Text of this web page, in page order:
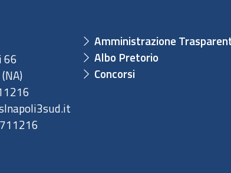
66
Amministrazione
Albo Pretorio
Concorsi